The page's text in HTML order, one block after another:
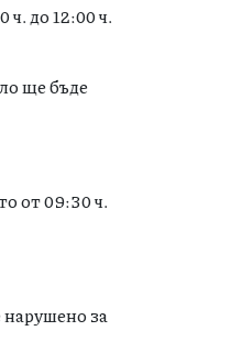
до 12:00 ч.
ще бъде
от 09:30 ч.
нарушено за